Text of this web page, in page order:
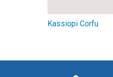
Kassiopi Corfu